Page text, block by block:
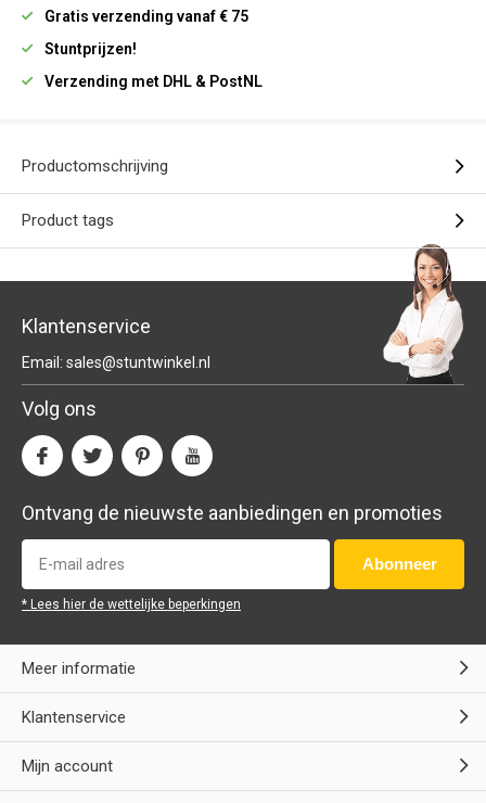
Gratis verzending vanaf € 75
Stuntprijzen!
Verzending met DHL & PostNL
Productomschrijving
Product tags
Klantenservice
Email: sales@stuntwinkel.nl
Volg ons
Ontvang de nieuwste aanbiedingen en promoties
Abonneer
* Lees hier de wettelijke beperkingen
Meer informatie
Klantenservice
Mijn account